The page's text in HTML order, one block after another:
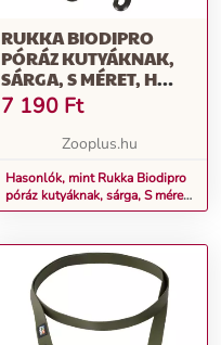
RUKKA BIODIPRO
PÓRÁZ KUTYÁKNAK,
SÁRGA, S MÉRET, H
180CM, SZ 15MM
7 190 Ft
Zooplus.hu
Hasonlók, mint Rukka Biodipro
póráz kutyáknak, sárga, S méret,
H 180cm, Sz 15mm